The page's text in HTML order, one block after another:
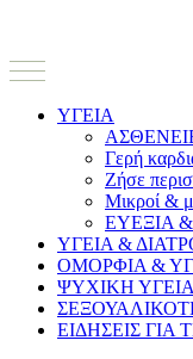
ΥΓΕΙΑ
Γερή
Ζήσε
Μικροί &
ΕΥΕΞΙΑ
ΥΓΕΙΑ &
ΟΜΟΡΦΙΑ &
ΨΥΧΙΚΗ ΥΓΕΙΑ
ΕΙΔΗΣΕΙΣ ΓΙΑ